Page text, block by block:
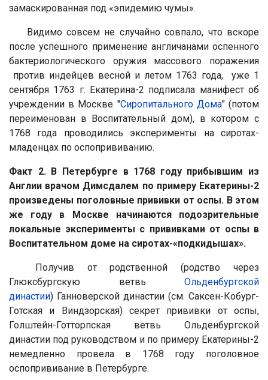
замаскированная под «эпидемию чумы».
Видимо совсем не случайно совпало, что вскоре
после успешного применение англичанами оспенного
бактериологического оружия массового поражения
против индейцев весной и летом 1763 года, уже 1
сентября 1763 г. Екатерина-2 подписала манифест об
учреждении в Москве "Сиропитального Дома" (потом
переименован в Воспитательный дом), в котором с
1768 года проводились эксперименты на сиротах-
младенцах по оспопрививанию.
Факт 2. В Петербурге в 1768 году прибывшим из
Англии врачом Димсдалем по примеру Екатерины-2
произведены поголовные прививки от оспы. В этом
же году в Москве начинаются подозрительные
локальные эксперименты с прививками от оспы в
Воспитательном доме на сиротах-«подкидышах».
Получив от родственной(родство через
Глюксбургскую ветвь Ольденбургской
династии) Ганноверской династии (см. Саксен-Кобург-
Готская и Виндзорская) секрет прививки от оспы,
Голштейн-Готторпская ветвь Ольденбургской
династии под руководством и по примеру Екатерины-2
немедленно провела в 1768 году поголовное
оспопрививание в Петербурге.